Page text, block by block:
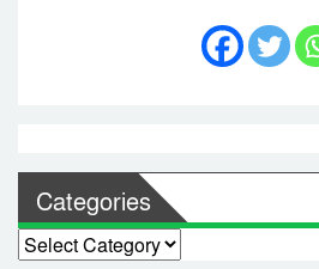
Categories
Categories